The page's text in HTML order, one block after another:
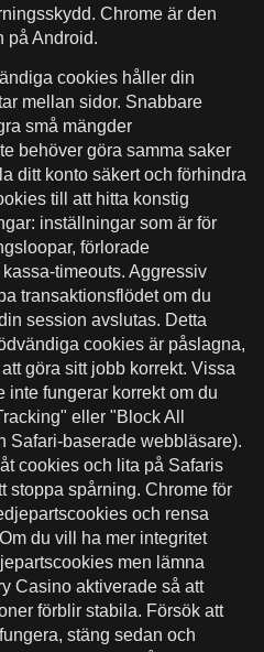
Chrome är den
på Android.
cookies håller din
mellan sidor. Snabbare
små mängder
behöver göra samma saker
ditt konto säkert och förhindra
till att hitta konstig
inställningar som är för
förlorade
timeouts. Aggressiv
transaktionsflödet om du
session avslutas. Detta
cookies är påslagna,
göra sitt jobb korrekt. Vissa
fungerar korrekt om du
eller "Block All
Safari-baserade webbläsare).
cookies och lita på Safaris
stoppa spårning. Chrome för
och rensa
du vill ha mer integritet
men lämna
Casino aktiverade så att
förblir stabila. Försök att
stäng sedan och